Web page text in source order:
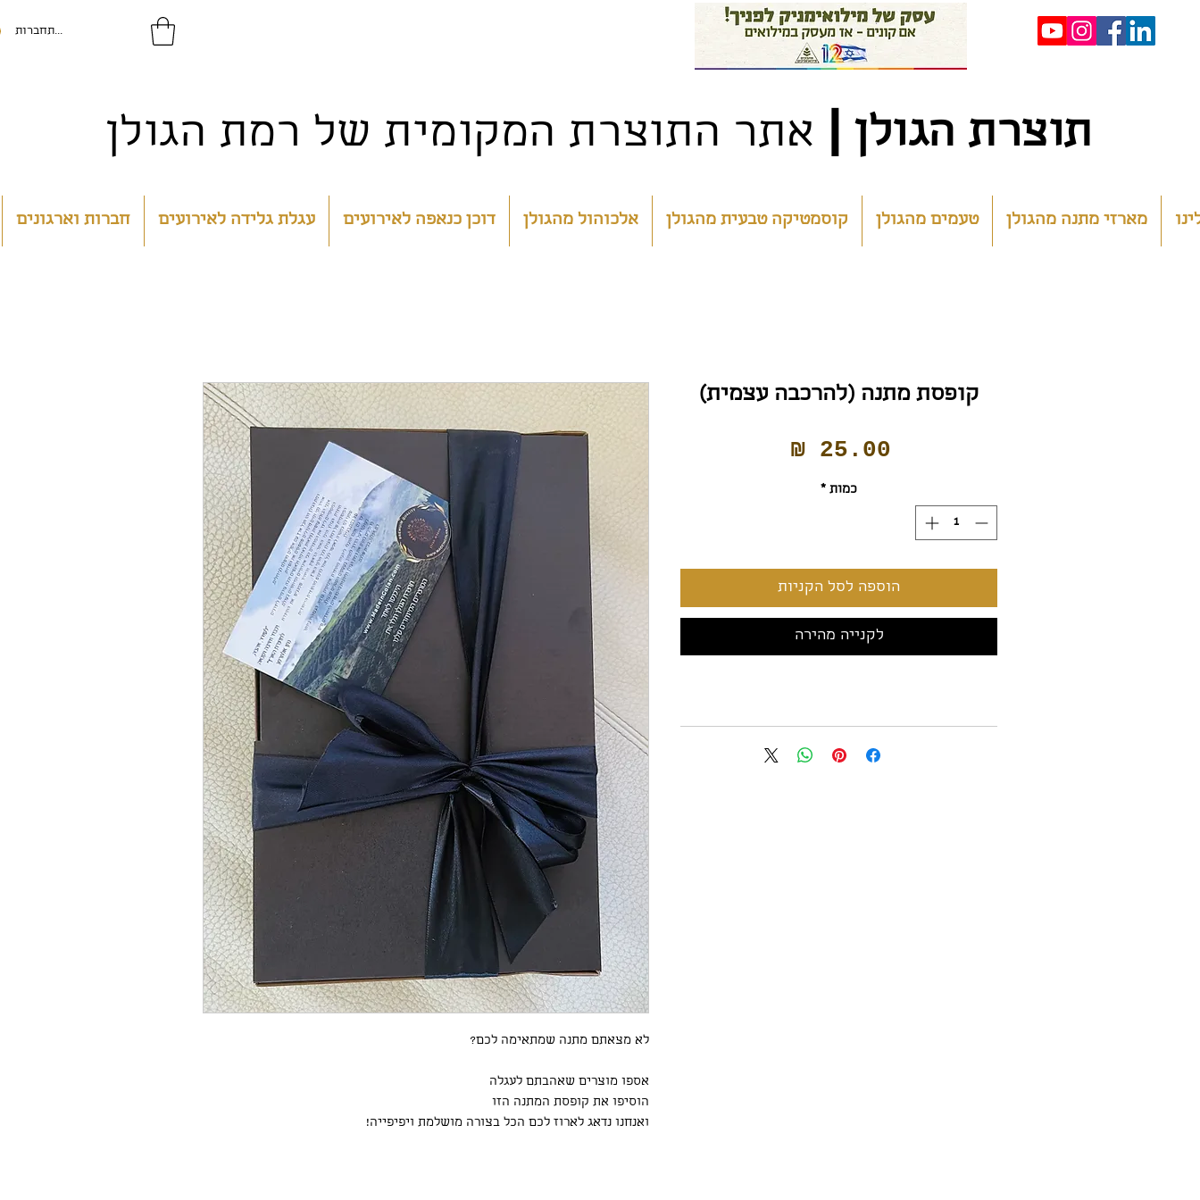
להתחברות
תוצרת הגולן אתר התוצרת המקומית של רמת הגולן
חברות וארגונים עגלת גלידה לאירועים דוכן כנאפה לאירועים אלכוהול מהגולן קוסמטיקה טבעית מהגולן טעמים מהגולן מארזי מתנה מהגולן
לא מצאתם מתנה שמתאימה לכם?
אספו מוצרים שאהבתם לעגלה
הוסיפו את קופסת המתנה הזו
ואנחנו נדאג לארוז לכם הכל בצורה מושלמת ויפיפייה!
קופסת מתנה (להרכבה עצמית)
מחיר
כמות *
הוספה לסל הקניות
לקנייה מהירה